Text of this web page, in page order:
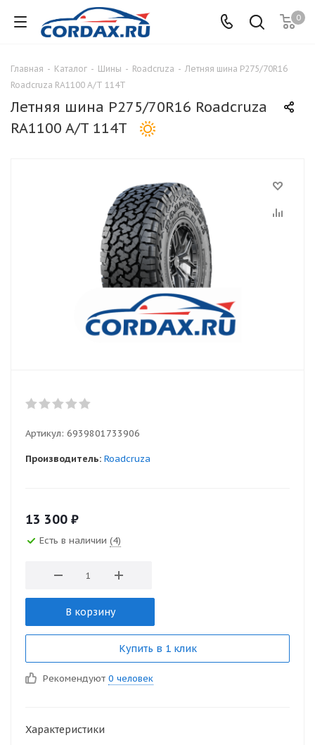
0
Главная - Каталог - Шины - Roadcruza - Летняя шина P275/70R16
Roadcruza RA1100 A/T 114T
Летняя шина P275/70R16 Roadcruza
RA1100 A/T 114T
Артикул: 6939801733906
Производитель: Roadcruza
13 300 ₽
Есть в наличии (4)
В корзину
Купить в 1 клик
Рекомендуют 0 человек
Характеристики